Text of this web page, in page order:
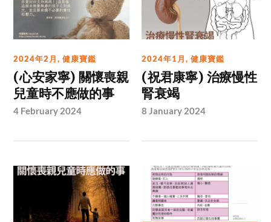
2024年2月,健康寶鑑
(心安家寧) 關懷喪親
兒童時不應做的事
4 February 2024
2024年1月,健康寶鑑
(祝君康寧) 治療慢性
腎衰竭
8 January 2024